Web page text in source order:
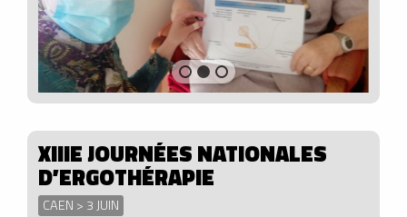
XIIIE JOURNÉES NATIONALES
D’ERGOTHÉRAPIE
CAEN > 3 JUIN